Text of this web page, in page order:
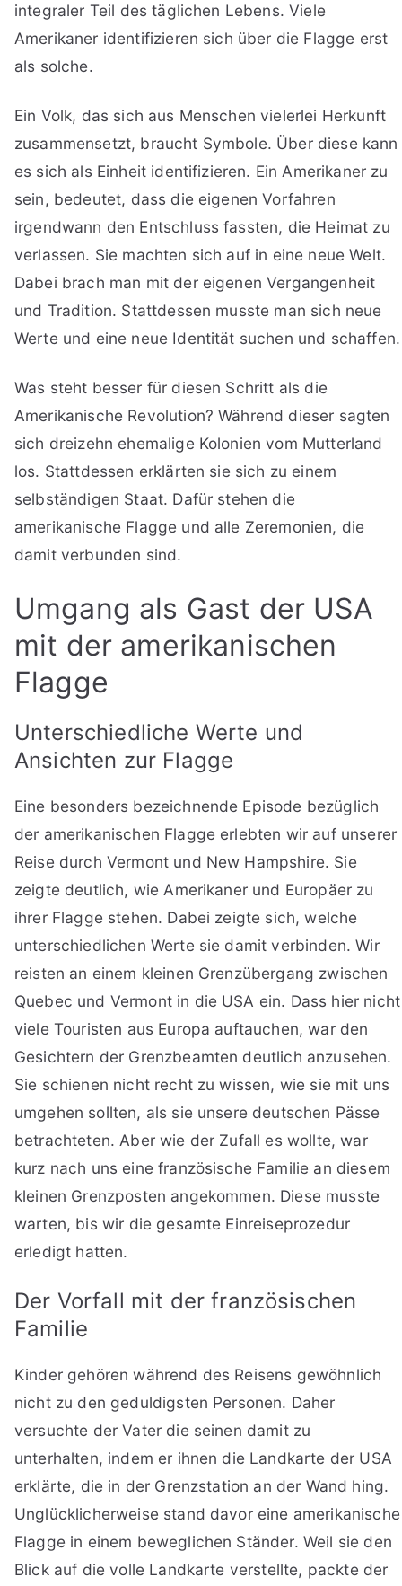
integraler Teil des täglichen Lebens. Viele
Amerikaner identifizieren sich über die Flagge erst
als solche.
Ein Volk, das sich aus Menschen vielerlei Herkunft
zusammensetzt, braucht Symbole. Über diese kann
es sich als Einheit identifizieren. Ein Amerikaner zu
sein, bedeutet, dass die eigenen Vorfahren
irgendwann den Entschluss fassten, die Heimat zu
verlassen. Sie machten sich auf in eine neue Welt.
Dabei brach man mit der eigenen Vergangenheit
und Tradition. Stattdessen musste man sich neue
Werte und eine neue Identität suchen und schaffen.
Was steht besser für diesen Schritt als die
Amerikanische Revolution? Während dieser sagten
sich dreizehn ehemalige Kolonien vom Mutterland
los. Stattdessen erklärten sie sich zu einem
selbständigen Staat. Dafür stehen die
amerikanische Flagge und alle Zeremonien, die
damit verbunden sind.
Umgang als Gast der USA
mit der amerikanischen
Flagge
Unterschiedliche Werte und
Ansichten zur Flagge
Eine besonders bezeichnende Episode bezüglich
der amerikanischen Flagge erlebten wir auf unserer
Reise durch Vermont und New Hampshire. Sie
zeigte deutlich, wie Amerikaner und Europäer zu
ihrer Flagge stehen. Dabei zeigte sich, welche
unterschiedlichen Werte sie damit verbinden. Wir
reisten an einem kleinen Grenzübergang zwischen
Quebec und Vermont in die USA ein. Dass hier nicht
viele Touristen aus Europa auftauchen, war den
Gesichtern der Grenzbeamten deutlich anzusehen.
Sie schienen nicht recht zu wissen, wie sie mit uns
umgehen sollten, als sie unsere deutschen Pässe
betrachteten. Aber wie der Zufall es wollte, war
kurz nach uns eine französische Familie an diesem
kleinen Grenzposten angekommen. Diese musste
warten, bis wir die gesamte Einreiseprozedur
erledigt hatten.
Der Vorfall mit der französischen
Familie
Kinder gehören während des Reisens gewöhnlich
nicht zu den geduldigsten Personen. Daher
versuchte der Vater die seinen damit zu
unterhalten, indem er ihnen die Landkarte der USA
erklärte, die in der Grenzstation an der Wand hing.
Unglücklicherweise stand davor eine amerikanische
Flagge in einem beweglichen Ständer. Weil sie den
Blick auf die volle Landkarte verstellte, packte der